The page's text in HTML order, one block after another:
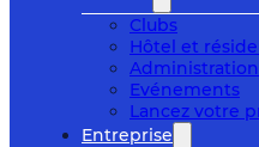
Clubs
Hôtel et
Administration
Evénements
Lancez votre
Entreprise